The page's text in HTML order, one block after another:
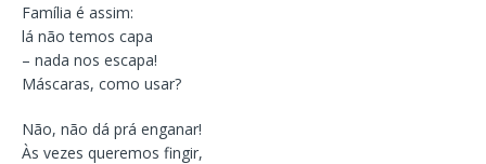
Família é assim:
lá não temos capa
– nada nos escapa!
Máscaras, como usar?
Não, não dá prá enganar!
Às vezes queremos fingir,